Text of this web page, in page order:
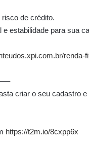
de crédito.
estabilidade para sua
criar o seu cadastro
https://t2m.io/8cxpp6x